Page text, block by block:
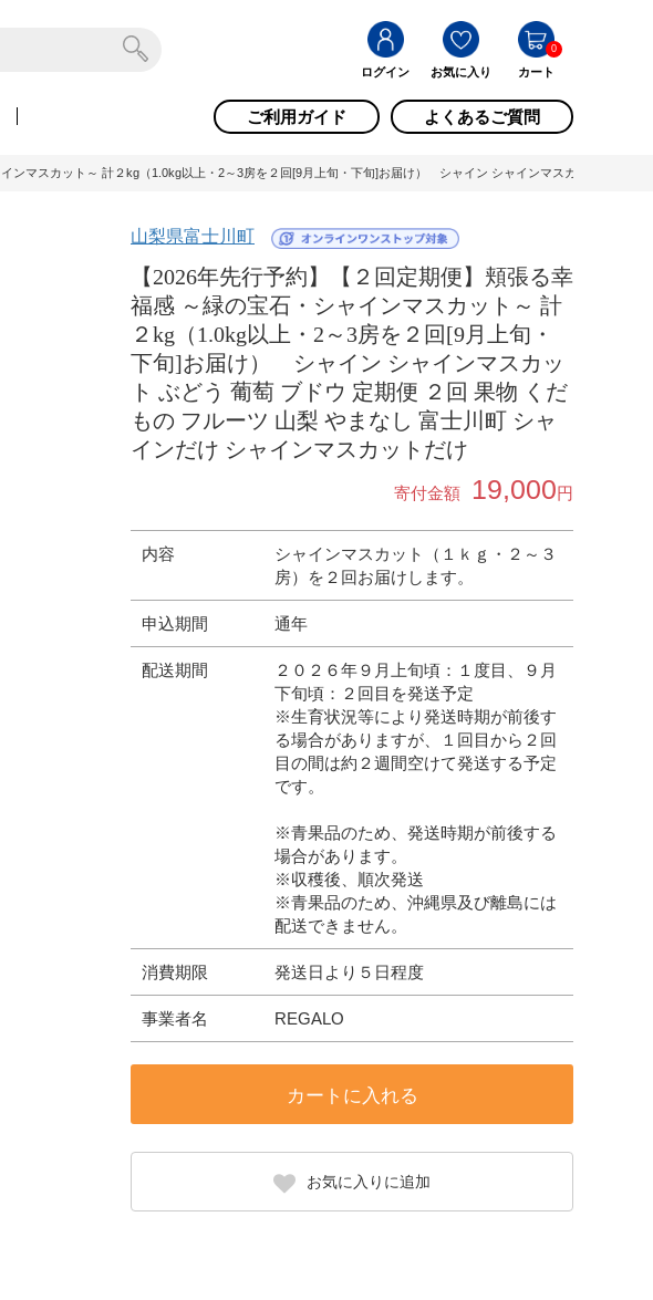
ログイン お気に入り カート
0
ご利用ガイド よくあるご質問
ンマスカット～ 計２kg（1.0kg以上・2～3房を２回[9月上旬・下旬]お届け） シャイン シャインマスカット ぶど
山梨県富士川町
【2026年先行予約】【２回定期便】頬張る幸
福感 ～緑の宝石・シャインマスカット～ 計
２kg（1.0kg以上・2～3房を２回[9月上旬・
下旬]お届け） シャイン シャインマスカッ
ト ぶどう 葡萄 ブドウ 定期便 ２回 果物 くだ
もの フルーツ 山梨 やまなし 富士川町 シャ
インだけ シャインマスカットだけ
寄付金額 19,000円
内容
シャインマスカット（１ｋｇ・２～３
房）を２回お届けします。
申込期間 通年
配送期間
２０２６年９月上旬頃：１度目、９月
下旬頃：２回目を発送予定
※生育状況等により発送時期が前後す
る場合がありますが、１回目から２回
目の間は約２週間空けて発送する予定
です。
※青果品のため、発送時期が前後する
場合があります。
※収穫後、順次発送
※青果品のため、沖縄県及び離島には
配送できません。
消費期限 発送日より５日程度
事業者名 REGALO
カートに入れる
お気に入りに追加